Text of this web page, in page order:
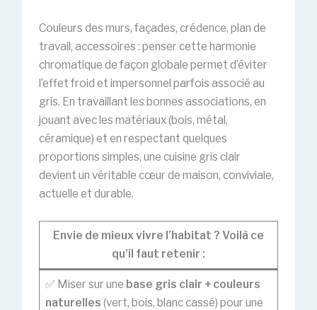
Couleurs des murs, façades, crédence, plan de
travail, accessoires : penser cette harmonie
chromatique de façon globale permet d’éviter
l’effet froid et impersonnel parfois associé au
gris. En travaillant les bonnes associations, en
jouant avec les matériaux (bois, métal,
céramique) et en respectant quelques
proportions simples, une cuisine gris clair
devient un véritable cœur de maison, conviviale,
actuelle et durable.
Envie de mieux vivre l’habitat ? Voilà ce
qu’il faut retenir :
✅ Miser sur une base gris clair + couleurs
naturelles (vert, bois, blanc cassé) pour une